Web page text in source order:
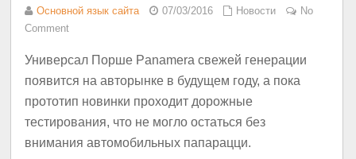
Основной язык сайта 07/03/2016 Новости
No
Comment
Универсал Порше Panamera свежей генерации
появится на авторынке в будущем году, а пока
прототип новинки проходит дорожные
тестирования, что не могло остаться без
внимания автомобильных папарацци.